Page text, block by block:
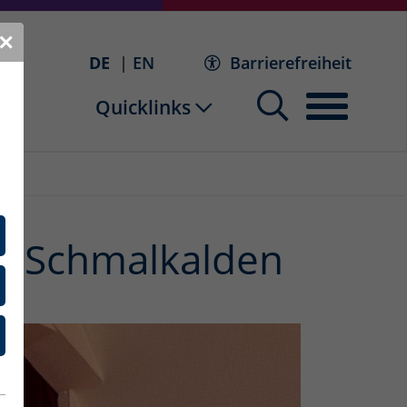
DE EN Barrierefreiheit
Quicklinks
Schmalkalden